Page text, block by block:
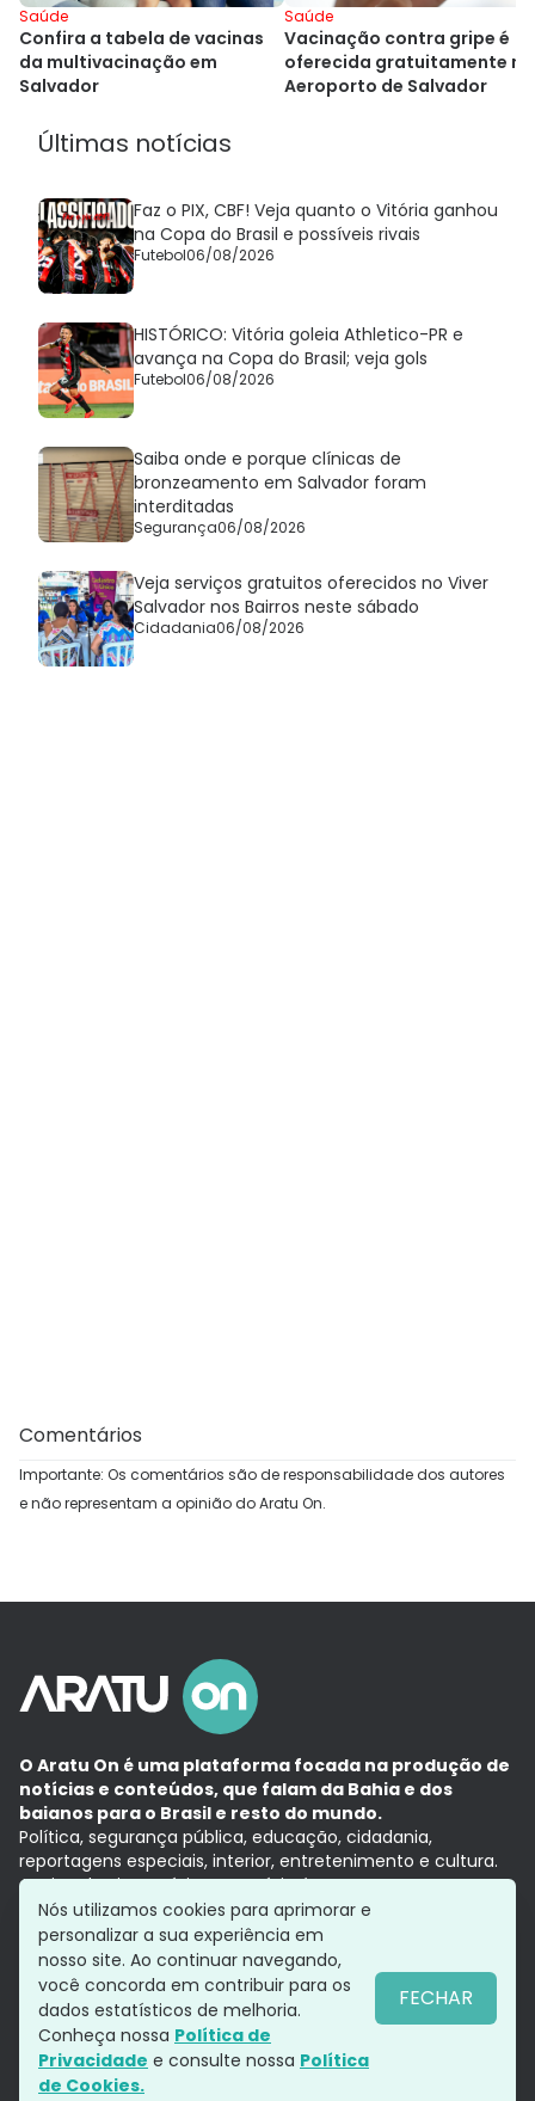
Saúde
Confira a tabela de vacinas
da multivacinação em
Salvador
Saúde
Vacinação contra gripe é
oferecida gratuitamente no
Aeroporto de Salvador
Últimas notícias
Faz o PIX, CBF! Veja quanto o Vitória ganhou
na Copa do Brasil e possíveis rivais
Futebol06/08/2026
HISTÓRICO: Vitória goleia Athletico-PR e
avança na Copa do Brasil; veja gols
Futebol06/08/2026
Saiba onde e porque clínicas de
bronzeamento em Salvador foram
interditadas
Segurança06/08/2026
Veja serviços gratuitos oferecidos no Viver
Salvador nos Bairros neste sábado
Cidadania06/08/2026
Comentários
Importante: Os comentários são de responsabilidade dos autores
e não representam a opinião do Aratu On.
O Aratu On é uma plataforma focada na produção de
notícias e conteúdos, que falam da Bahia e dos
baianos para o Brasil e resto do mundo.
Política, segurança pública, educação, cidadania,
reportagens especiais, interior, entretenimento e cultura.
Aqui, tudo vira notícia e a notícia é no tempo presente,
com a credibilidade do Grupo Aratu.
Grupo Aratu
Política de privacidade
Siga-nos
Nós utilizamos cookies para aprimorar e
personalizar a sua experiência em
nosso site. Ao continuar navegando,
você concorda em contribuir para os
dados estatísticos de melhoria.
Conheça nossa Política de
Privacidade e consulte nossa Política
de Cookies.
FECHAR